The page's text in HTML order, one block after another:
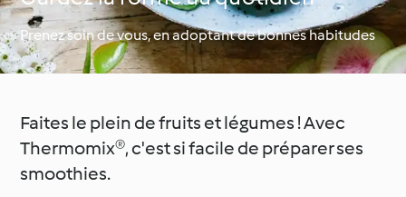
Occasions spéciales et
saisons
Autour du monde avec
Cookidoo®
Prenez soin de vous, en adoptant de bonnes habitudes
Faites le plein de fruits et légumes ! Avec
Thermomix®, c'est si facile de préparer ses
smoothies.